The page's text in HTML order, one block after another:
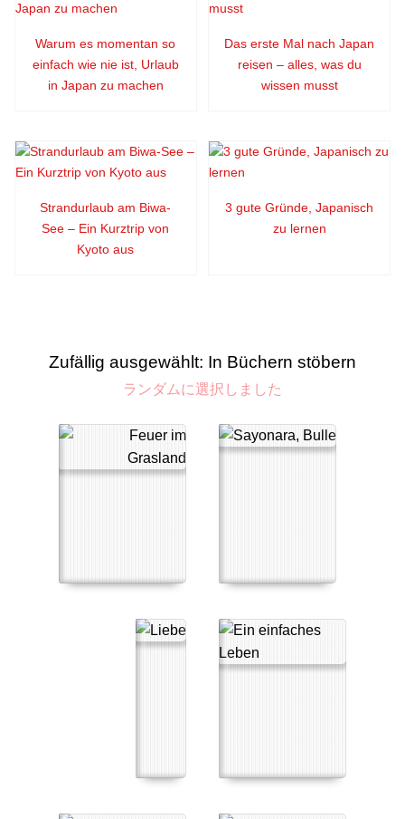
Warum es momentan so
einfach wie nie ist, Urlaub
in Japan zu machen
Das erste Mal nach Japan
reisen – alles, was du
wissen musst
Strandurlaub am Biwa-
See – Ein Kurztrip von
Kyoto aus
3 gute Gründe, Japanisch
zu lernen
Zufällig ausgewählt: In Büchern stöbern
ランダムに選択しました